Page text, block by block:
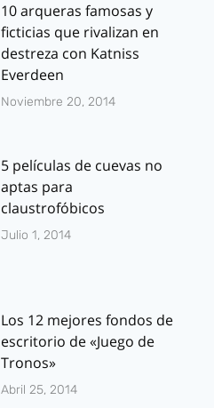
10 arqueras famosas y
ficticias que rivalizan en
destreza con Katniss
Everdeen
Noviembre 20, 2014
5 películas de cuevas no
aptas para
claustrofóbicos
Julio 1, 2014
Los 12 mejores fondos de
escritorio de «Juego de
Tronos»
Abril 25, 2014